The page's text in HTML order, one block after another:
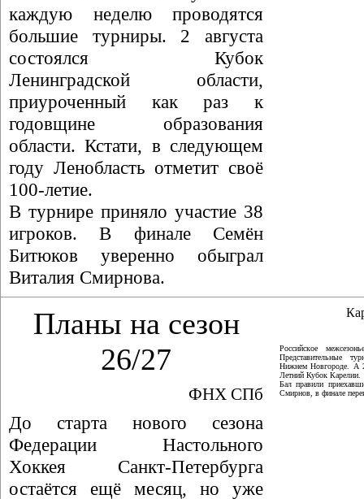
каждую неделю проводятся
большие турниры. 2 августа
состоялся Кубок
Ленинградской области,
приуроченный как раз к
годовщине образования
области. Кстати, в следующем
году Ленобласть отметит своё
100-летие.
В турнире приняло участие 38
игроков. В финале Семён
Битюков уверенно обыграл
Виталия Смирнова.
Планы на сезон
26/27
ФНХ СПб
До старта нового сезона
Федерации Настольного
Хоккея Санкт-Петербурга
остаётся ещё месяц, но уже
Российское
Представительные
Нижнем Новгороде. А
Летний Кубок Карелии.
Бал правили
Смирнов, в финале